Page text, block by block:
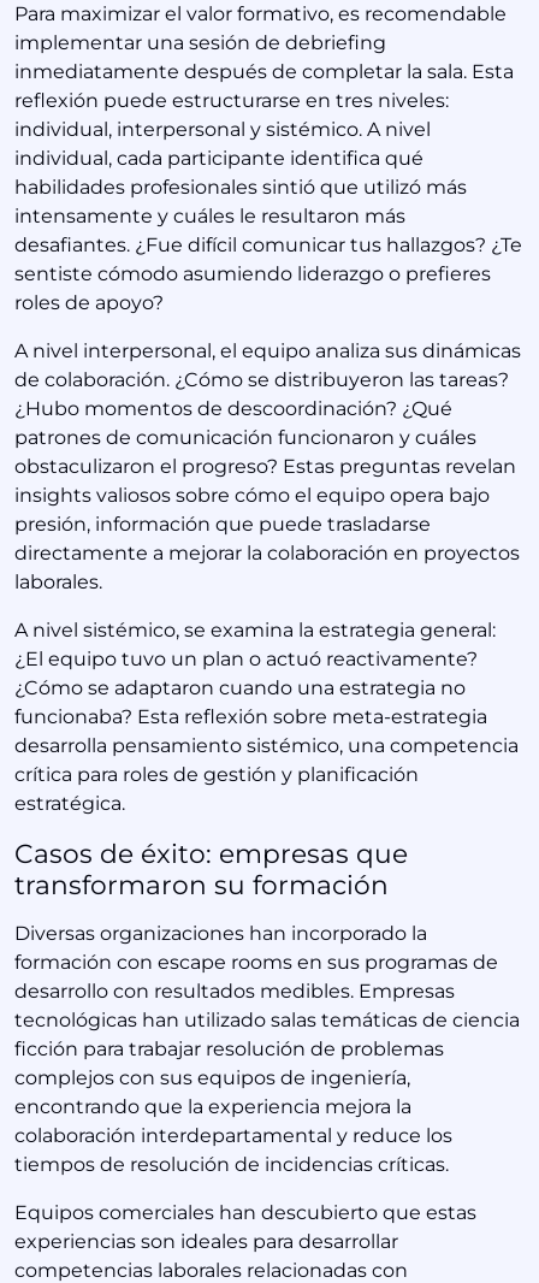
Para maximizar el valor formativo, es recomendable
implementar una sesión de debriefing
inmediatamente después de completar la sala. Esta
reflexión puede estructurarse en tres niveles:
individual, interpersonal y sistémico. A nivel
individual, cada participante identifica qué
habilidades profesionales sintió que utilizó más
intensamente y cuáles le resultaron más
desafiantes. ¿Fue difícil comunicar tus hallazgos? ¿Te
sentiste cómodo asumiendo liderazgo o prefieres
roles de apoyo?
A nivel interpersonal, el equipo analiza sus dinámicas
de colaboración. ¿Cómo se distribuyeron las tareas?
¿Hubo momentos de descoordinación? ¿Qué
patrones de comunicación funcionaron y cuáles
obstaculizaron el progreso? Estas preguntas revelan
insights valiosos sobre cómo el equipo opera bajo
presión, información que puede trasladarse
directamente a mejorar la colaboración en proyectos
laborales.
A nivel sistémico, se examina la estrategia general:
¿El equipo tuvo un plan o actuó reactivamente?
¿Cómo se adaptaron cuando una estrategia no
funcionaba? Esta reflexión sobre meta-estrategia
desarrolla pensamiento sistémico, una competencia
crítica para roles de gestión y planificación
estratégica.
Casos de éxito: empresas que
transformaron su formación
Diversas organizaciones han incorporado la
formación con escape rooms en sus programas de
desarrollo con resultados medibles. Empresas
tecnológicas han utilizado salas temáticas de ciencia
ficción para trabajar resolución de problemas
complejos con sus equipos de ingeniería,
encontrando que la experiencia mejora la
colaboración interdepartamental y reduce los
tiempos de resolución de incidencias críticas.
Equipos comerciales han descubierto que estas
experiencias son ideales para desarrollar
competencias laborales relacionadas con